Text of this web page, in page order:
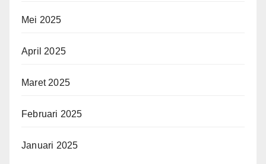
Mei 2025
April 2025
Maret 2025
Februari 2025
Januari 2025